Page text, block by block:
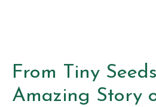
From Tiny
Amazing Story